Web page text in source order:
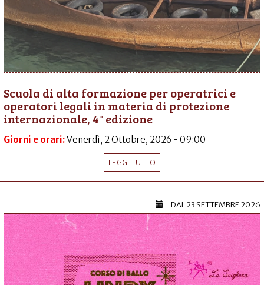
Scuola di alta formazione per operatrici e
operatori legali in materia di protezione
internazionale, 4° edizione
Giorni e orari:Venerdì, 2 Ottobre, 2026 - 09:00
LEGGI TUTTO
DAL23 SETTEMBRE 2026